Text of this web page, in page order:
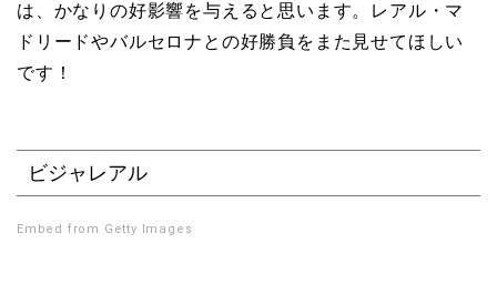
は、かなりの好影響を与えると思います。レアル・マ
ドリードやバルセロナとの好勝負をまた見せてほしい
です！
ビジャレアル
Embed from Getty Images